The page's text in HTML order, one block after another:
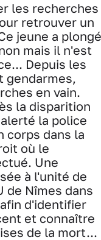
les recherches
retrouver un
jeune a plongé
mais il n'est
Depuis les
gendarmes,
en vain.
la disparition
la police
corps dans la
où le
Une
à l'unité de
de Nîmes dans
d'identifier
et connaître
de la mort...